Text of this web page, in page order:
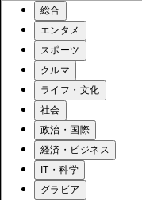
総合
エンタメ
スポーツ
クルマ
ライフ・文化
社会
政治・国際
経済・ビジネス
IT・科学
グラビア